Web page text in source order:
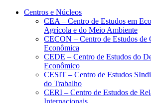
Conteúdo principal Menu principal
Centros e Núcleos
CEA – Centro de Estudos em
Agrícola e do Meio Ambiente
CECON – Centro de Estudos de
Econômica
CEDE – Centro de Estudos do
Econômico
CESIT – Centro de Estudos
do Trabalho
CERI – Centro de Estudos de
Internacionais